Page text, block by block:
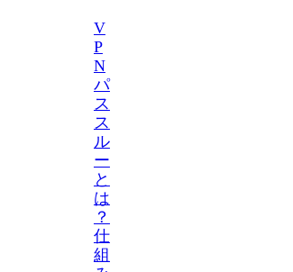
V
P
N
パ
ス
ス
ル
ー
と
は
？
仕
組